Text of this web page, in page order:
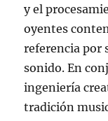
y el
oyentes
referencia por
sonido. En
ingeniería
tradición